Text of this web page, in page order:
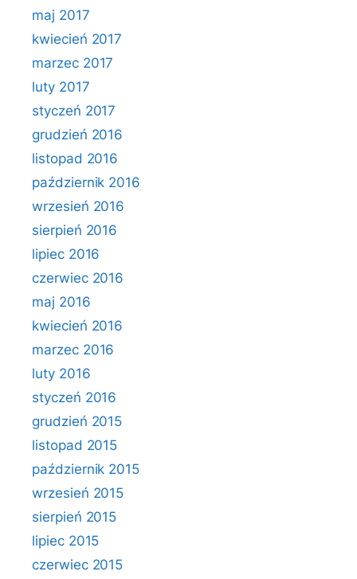
maj 2017
kwiecień 2017
marzec 2017
luty 2017
styczeń 2017
grudzień 2016
listopad 2016
październik 2016
wrzesień 2016
sierpień 2016
lipiec 2016
czerwiec 2016
maj 2016
kwiecień 2016
marzec 2016
luty 2016
styczeń 2016
grudzień 2015
listopad 2015
październik 2015
wrzesień 2015
sierpień 2015
lipiec 2015
czerwiec 2015